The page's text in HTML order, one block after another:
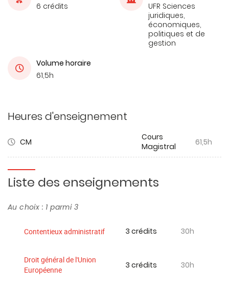
6 crédits
UFR Sciences
juridiques,
économiques,
politiques et de
gestion
Volume horaire
61,5h
Heures d'enseignement
CM
Cours
Magistral
61,5h
Liste des enseignements
Au choix : 1 parmi 3
Contentieux administratif 3 crédits 30h
Droit général de l'Union
Européenne
3 crédits 30h